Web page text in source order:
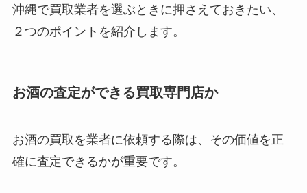
沖縄で買取業者を選ぶときに押さえておきたい、
２つのポイントを紹介します。
お酒の査定ができる買取専門店か
お酒の買取を業者に依頼する際は、その価値を正
確に査定できるかが重要です。